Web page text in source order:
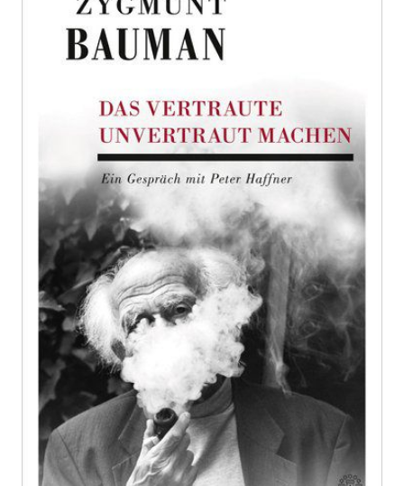
unvertraut machen
Zur Wunschliste hinzufügen
Ein Gespräch mit Peter Haffner
Von Bauman,Zygmunt
Verlag:
Hoffmann und
Campe
16.05.2017
Buch
192 Seiten
festgebunden
mit
ISBN: 978-3-
455-00153-2